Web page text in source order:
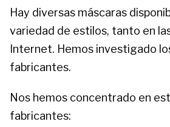
Hay diversas máscaras
variedad de estilos, tanto en
Internet. Hemos investigado
fabricantes.
Nos hemos concentrado en
fabricantes: